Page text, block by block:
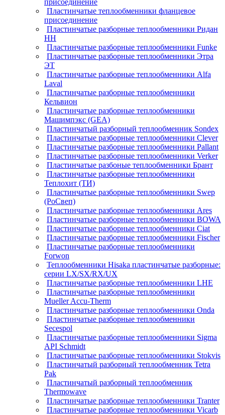
присоединение
Пластинчатые теплообменники фланцевое
присоединение
Пластинчатые разборные теплообменники Ридан
НН
Пластинчатые разборные теплообменники Funke
Пластинчатые разборные теплообменники Этра
ЭТ
Пластинчатые разборные теплообменники Alfa
Laval
Пластинчатые разборные теплообменники
Кельвион
Пластинчатые разборные теплообменники
Машимпэкс (GEA)
Пластинчатый разборный теплообменник Sondex
Пластинчатые разборные теплообменники Clever
Пластинчатые разборные теплообменники Pallant
Пластинчатые разборные теплообменники Verker
Пластинчатые разбоные теплообменники Брант
Пластинчатые разборные теплообменники
Теплохит (ТИ)
Пластинчатые разборные теплообменники Swep
(РоСвеп)
Пластинчатые разборные теплообменники Ares
Пластинчатые разборные теплообменники BOWA
Пластинчатые разборные теплообменники Ciat
Пластинчатые разборные теплообменники Fischer
Пластинчатые разборные теплообменники
Forwon
Теплообменники Hisaka пластинчатые разборные:
серии LX/SX/RX/UX
Пластинчатые разборные теплообменники LHE
Пластинчатые разборные теплообменники
Mueller Accu-Therm
Пластинчатые разборные теплообменники Onda
Пластинчатые разборные теплообменники
Secespol
Пластинчатые разборные теплообменники Sigma
API Schmidt
Пластинчатые разборные теплообменники Stokvis
Пластинчатый разборный теплообменник Tetra
Pak
Пластинчатый разборный теплообменник
Thermowave
Пластинчатые разборные теплообменники Tranter
Пластинчатые разборные теплообменники Vicarb